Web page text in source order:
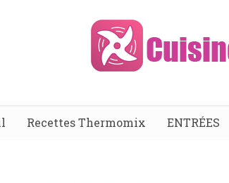
Recettes Thermomix ENTRÉES